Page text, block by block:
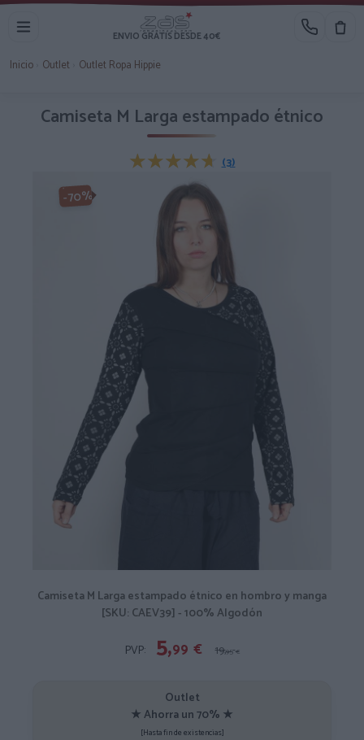
ENVIO GRATIS DESDE 40€
Inicio Outlet Outlet Ropa Hippie
Camiseta M Larga estampado étnico
★★★★★
★★★★★ (3)
-70%
Camiseta M Larga estampado étnico en hombro y manga
[SKU: CAEV39] - 100% Algodón
PVP:
5,99 € 19,95 €
Outlet
★ Ahorra un 70% ★
[Hasta fin de existencias]